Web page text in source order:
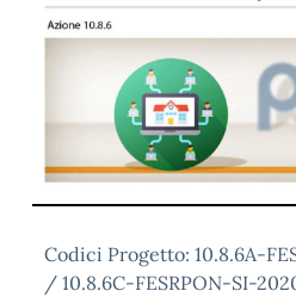
Codici Progetto: 10.8.6A-
/ 10.8.6C-FESRPON-SI-